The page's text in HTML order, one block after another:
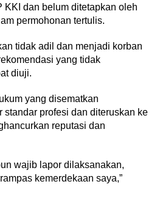
KKI dan belum ditetapkan oleh
permohonan tertulis.
tidak adil dan menjadi korban
yang tidak
diuji.
yang disematkan
profesi dan diteruskan ke
reputasi dan
wajib lapor dilaksanakan,
kemerdekaan saya,”